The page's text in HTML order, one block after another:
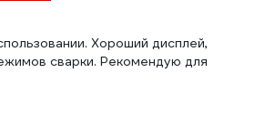
Хороший дисплей,
сварки. Рекомендую для